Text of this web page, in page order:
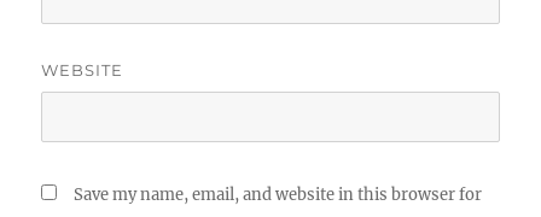
WEBSITE
Save my name, email, and website in this browser for